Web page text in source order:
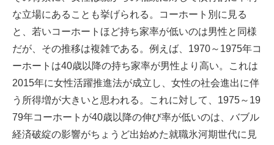
な立場にあることも挙げられる。コーホート別に見る
と、若いコーホートほど持ち家率が低いのは男性と同様
だが、その推移は複雑である。例えば、1970～1975年コ
ーホートは40歳以降の持ち家率が男性より高い。これは
2015年に女性活躍推進法が成立し、女性の社会進出に伴
う所得増が大きいと思われる。これに対して、1975～19
79年コーホートが40歳以降の伸び率が低いのは、バブル
経済破綻の影響がちょうど出始めた就職氷河期世代に見